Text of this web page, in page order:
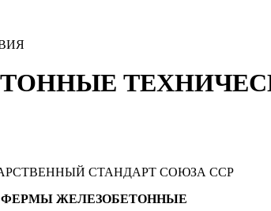
СТАНДАРТ СОЮЗА ССР
ФЕРМЫ ЖЕЛЕЗОБЕТОННЫЕ